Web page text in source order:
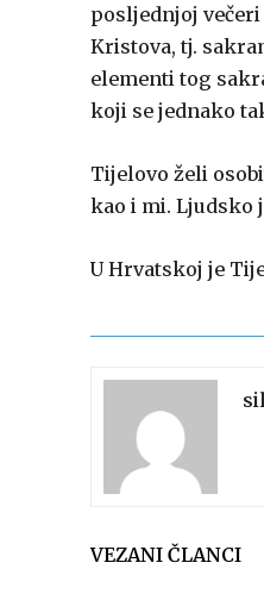
posljednjoj
Kristova, tj.
elementi tog
koji se jednako
Tijelovo želi
kao i mi. Ljudsko
U Hrvatskoj je
VEZANI ČLANCI